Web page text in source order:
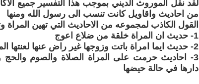
لقد نقل الموروث الديني بموجب هذا التفسير جميع
من احاديث واقاويل كانت تنسب الى رسول الله ومنها
القول الكاذب لمجموعه من الاحاديث التي تهين
1- حديث ان المراة خلقة من ضلاع اعوج
2- حديث ايما امراة باتت وزوجها غير راض عنها لعنتها الملائكة حتى تشرق الشمس
3- احاديث حرمت على المراة الصلاة والصوم
دارها في حالة حيضها